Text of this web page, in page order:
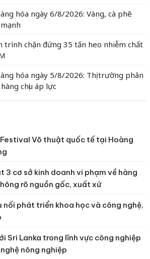
hóa ngày 6/8/2026: Vàng, cà phê
trình chặn đứng 35 tấn heo nhiễm chất
hóa ngày 5/8/2026: Thị trường phân
chịu áp lực
Võ thuật quốc tế tại Hoàng
3 cơ sở kinh doanh vi phạm về hàng
rõ nguồn gốc, xuất xứ
phát triển khoa học và công nghệ,
Sri Lanka trong lĩnh vực công nghiệp
nông nghiệp